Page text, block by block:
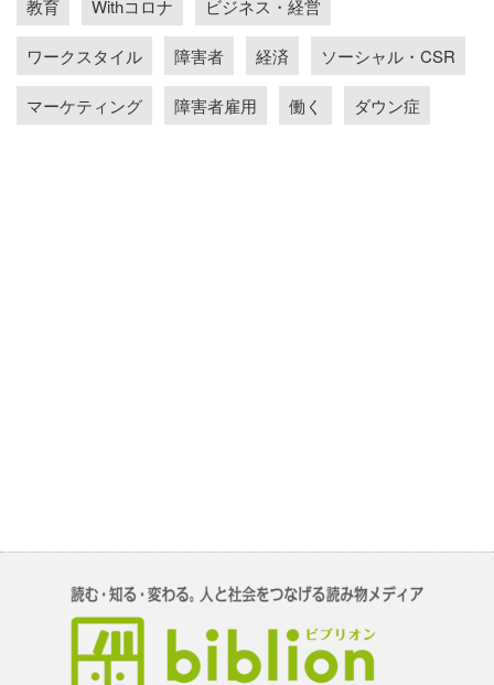
教育 Withコロナ ビジネス・経営
ワークスタイル 障害者 経済 ソーシャル・CSR
マーケティング 障害者雇用 働く ダウン症